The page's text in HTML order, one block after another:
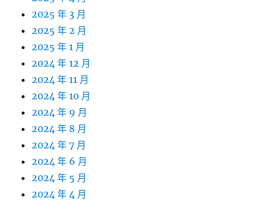
2025 年 3 月
2025 年 2 月
2025 年 1 月
2024 年 12 月
2024 年 11 月
2024 年 10 月
2024 年 9 月
2024 年 8 月
2024 年 7 月
2024 年 6 月
2024 年 5 月
2024 年 4 月